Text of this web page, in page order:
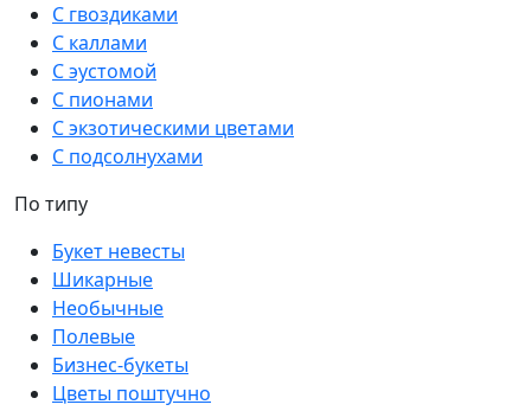
С гвоздиками
С каллами
С эустомой
С пионами
С экзотическими цветами
С подсолнухами
По типу
Букет невесты
Шикарные
Необычные
Полевые
Бизнес-букеты
Цветы поштучно